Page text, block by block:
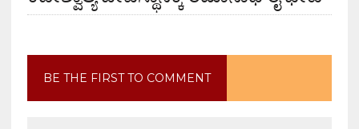
BE THE FIRST TO COMMENT